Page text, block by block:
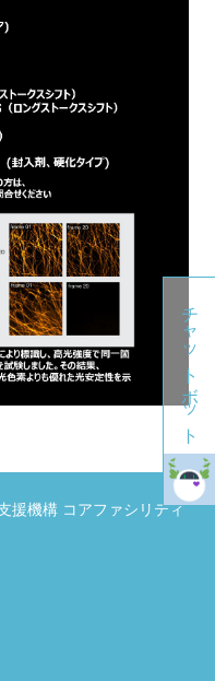
チャットボット
援機構 コアファシリティ